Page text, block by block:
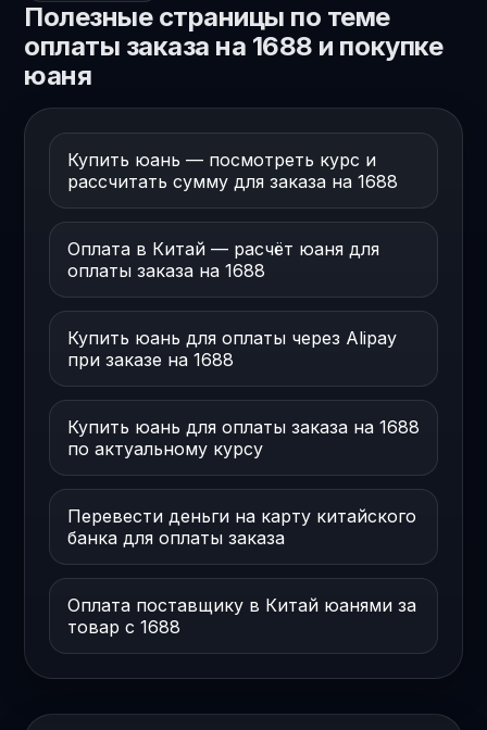
Полезные страницы по теме
оплаты заказа на 1688 и покупке
юаня
Купить юань — посмотреть курс и
рассчитать сумму для заказа на 1688
Оплата в Китай — расчёт юаня для
оплаты заказа на 1688
Купить юань для оплаты через Alipay
при заказе на 1688
Купить юань для оплаты заказа на 1688
по актуальному курсу
Перевести деньги на карту китайского
банка для оплаты заказа
Оплата поставщику в Китай юанями за
товар с 1688